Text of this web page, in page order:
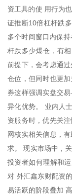
资工具的使 用行为
证推断10倍杠杆跌
多个时间窗口内保
杆跌多少爆仓，有
前提下，会考虑通
仓位，但同时也更
券这样强调实盘交
异化优势。 业内人
资服务时，优先关
网核实相关信息，
求。 现实市场中，
投资者如何理解和
对 外汇鑫东财配资
易活跃的阶段叠加